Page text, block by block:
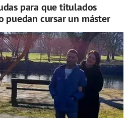
para que titulados
puedan cursar un máster